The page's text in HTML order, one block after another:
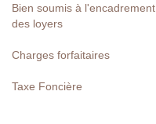
Bien soumis à l'encadrement
des loyers
Charges forfaitaires
Taxe Foncière